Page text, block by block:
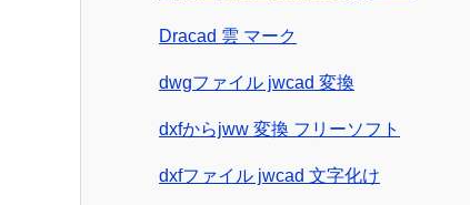
Dracad 雲 マーク
dwgファイル jwcad 変換
dxfからjww 変換 フリーソフト
dxfファイル jwcad 文字化け